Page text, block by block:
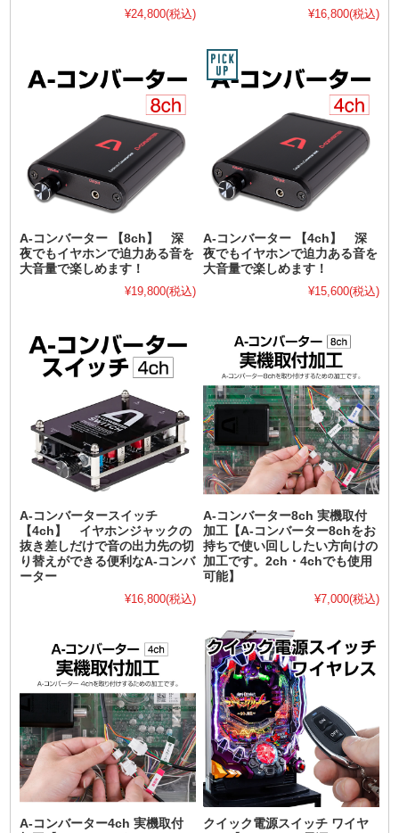
¥24,800(税込)
¥16,800(税込)
A-コンバーター 【8ch】 深
夜でもイヤホンで迫力ある音を
大音量で楽しめます！
¥19,800(税込)
A-コンバーター 【4ch】 深
夜でもイヤホンで迫力ある音を
大音量で楽しめます！
¥15,600(税込)
A-コンバータースイッチ
【4ch】 イヤホンジャックの
抜き差しだけで音の出力先の切
り替えができる便利なA-コンバ
ーター
¥16,800(税込)
A-コンバーター8ch 実機取付
加工【A-コンバーター8chをお
持ちで使い回ししたい方向けの
加工です。2ch・4chでも使用
可能】
¥7,000(税込)
A-コンバーター4ch 実機取付
クイック電源スイッチ ワイヤ